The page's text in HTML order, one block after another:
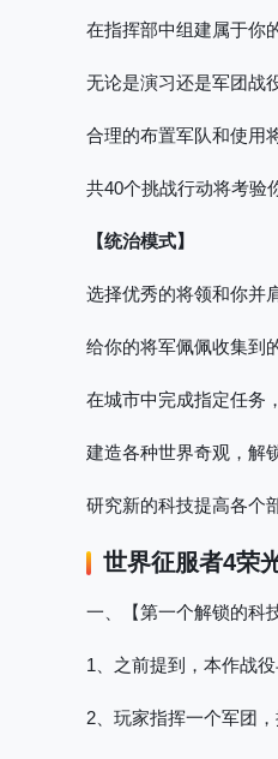
在指挥部中组建属于你
无论是演习还是军团战
合理的布置军队和使用
共40个挑战行动将考验
【统治模式】
选择优秀的将领和你并
给你的将军佩佩收集到
在城市中完成指定任务
建造各种世界奇观，解
研究新的科技提高各个
世界征服者4荣
一、【第一个解锁的科
1、之前提到，本作战
2、玩家指挥一个军团